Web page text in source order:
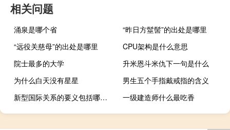
相关问题
涌泉是哪个省
“昨日方髽髻”的出处是哪里
“远役关慈母”的出处是哪里
CPU架构是什么意思
院士最多的大学
升米恩斗米仇下一句是什么
为什么白天没有星星
男生五个手指戴戒指的含义
新型国际关系的要义包括哪些方面
一级建造师什么最吃香